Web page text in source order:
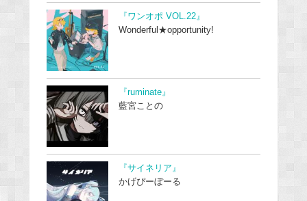
『ワンオポ VOL.22』
Wonderful★opportunity!
『ruminate』
藍宮ことの
『サイネリア』
かげぴーぼーる